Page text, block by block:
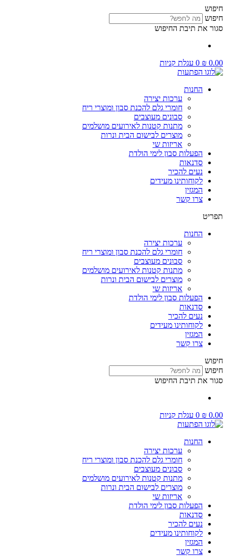
דלג
לתוכן
חיפוש
חיפוש
סגור את תיבת החיפוש
₪ 0.00
0 עגלת קניות
החנות
ערכות יצירה
חומרי גלם להכנת סבון ומוצרי ריח
סבונים מעוצבים
מתנות קטנות לאירועים מושלמים
מוצרים לבישום הבית ונרות
אריזות שי
הפעלות סבון לימי הולדת
סדנאות
נעים להכיר
לקוחותינו מעידים
המגזין
צרו קשר
תפריט
החנות
ערכות יצירה
חומרי גלם להכנת סבון ומוצרי ריח
סבונים מעוצבים
מתנות קטנות לאירועים מושלמים
מוצרים לבישום הבית ונרות
אריזות שי
הפעלות סבון לימי הולדת
סדנאות
נעים להכיר
לקוחותינו מעידים
המגזין
צרו קשר
חיפוש
חיפוש
סגור את תיבת החיפוש
₪ 0.00
0 עגלת קניות
החנות
ערכות יצירה
חומרי גלם להכנת סבון ומוצרי ריח
סבונים מעוצבים
מתנות קטנות לאירועים מושלמים
מוצרים לבישום הבית ונרות
אריזות שי
הפעלות סבון לימי הולדת
סדנאות
נעים להכיר
לקוחותינו מעידים
המגזין
צרו קשר